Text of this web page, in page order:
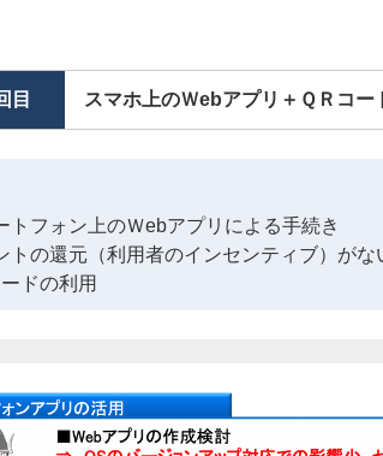
目 スマホ上のＷebアプリ＋ＱＲコ
トフォン上のＷebアプリによる手続き
トの還元（利用者のインセンティブ）がな
ドの利用